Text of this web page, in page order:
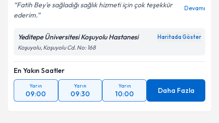
Fatih Bey'e sağladığı sağlık hizmeti için çok teşekkür
ederim.
Devamı
Yeditepe Üniversitesi Koşuyolu Hastanesi Haritada Göster
Koşuyolu, Koşuyolu Cd. No: 168
En Yakın Saatler
Yarın
09:00
Yarın
09:30
Yarın
10:00 Daha Fazla